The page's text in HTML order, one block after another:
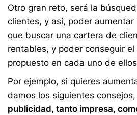
Otro gran reto, será la
clientes, y así, poder
que buscar una cartera de
rentables, y poder conseguir
propuesto en cada uno de
Por ejemplo, si quieres
damos los siguientes consejos,
publicidad, tanto impresa,